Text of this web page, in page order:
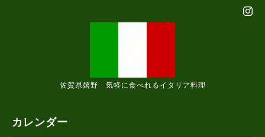
佐賀県嬉野 気軽に食べれるイタリア料理
カレンダー